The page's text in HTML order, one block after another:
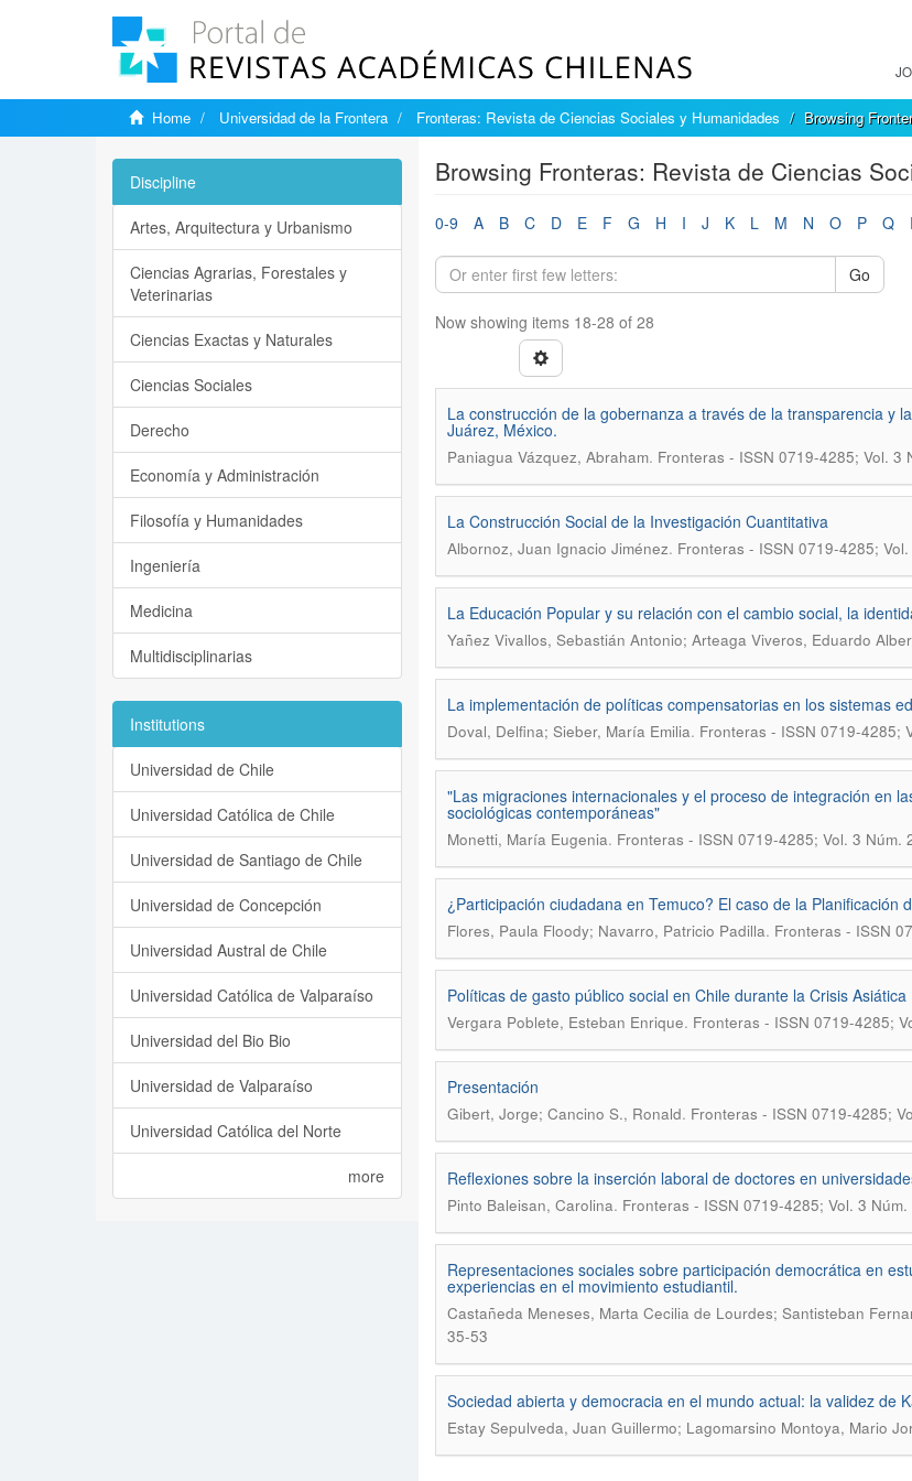
Home Universidad de la Frontera Fronteras: Revista de Ciencias Sociales y Humanidades Browsing
Browsing Fronteras: Revista de Ciencias
0-9 A B C D E F G H I J K L M N O P Q
Go
Now showing items 18-28 of 28
La construcción de la gobernanza a través de la transparencia y
Juárez, México.
Paniagua Vázquez, Abraham. Fronteras - ISSN 0719-4285; Vol. 3
La Construcción Social de la Investigación Cuantitativa
Albornoz, Juan Ignacio Jiménez. Fronteras - ISSN 0719-4285;
La Educación Popular y su relación con el cambio social, la
Yañez Vivallos, Sebastián Antonio; Arteaga Viveros, Eduardo
La implementación de políticas compensatorias en los sistemas
Doval, Delfina; Sieber, María Emilia. Fronteras - ISSN 0719-4285;
"Las migraciones internacionales y el proceso de integración en
sociológicas contemporáneas"
Monetti, María Eugenia. Fronteras - ISSN 0719-4285; Vol. 3 Núm.
¿Participación ciudadana en Temuco? El caso de la Planificación
Flores, Paula Floody; Navarro, Patricio Padilla. Fronteras - ISSN
Políticas de gasto público social en Chile durante la Crisis
Vergara Poblete, Esteban Enrique. Fronteras - ISSN 0719-4285;
Presentación
Gibert, Jorge; Cancino S., Ronald. Fronteras - ISSN 0719-4285;
Reflexiones sobre la inserción laboral de doctores en
Pinto Baleisan, Carolina. Fronteras - ISSN 0719-4285; Vol. 3
Representaciones sociales sobre participación democrática en
experiencias en el movimiento estudiantil.
Castañeda Meneses, Marta Cecilia de Lourdes; Santisteban
35-53
Sociedad abierta y democracia en el mundo actual: la validez de
Estay Sepulveda, Juan Guillermo; Lagomarsino Montoya, Mario
Discipline
Artes, Arquitectura y Urbanismo
Ciencias Agrarias, Forestales y
Veterinarias
Ciencias Exactas y Naturales
Ciencias Sociales
Derecho
Economía y Administración
Filosofía y Humanidades
Ingeniería
Medicina
Multidisciplinarias
Institutions
Universidad de Chile
Universidad Católica de Chile
Universidad de Santiago de Chile
Universidad de Concepción
Universidad Austral de Chile
Universidad Católica de Valparaíso
Universidad del Bio Bio
Universidad de Valparaíso
Universidad Católica del Norte
more